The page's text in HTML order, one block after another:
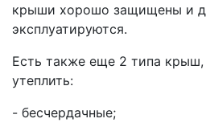
крыши хорошо защищены и
эксплуатируются.
Есть также еще 2 типа
утеплить:
- бесчердачные;